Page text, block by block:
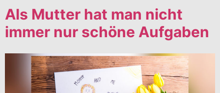
Als Mutter hat man nicht
immer nur schöne Aufgaben